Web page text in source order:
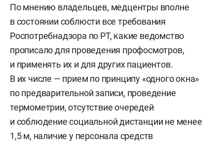
По мнению владельцев, медцентры вполне
в состоянии соблюсти все требования
Роспотребнадзора по РТ, какие ведомство
прописало для проведения профосмотров,
и применять их и для других пациентов.
В их числе — прием по принципу «одного окна»
по предварительной записи, проведение
термометрии, отсутствие очередей
и соблюдение социальной дистанции не менее
1,5 м, наличие у персонала средств